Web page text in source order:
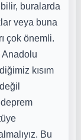
buralarda
veya buna
çok önemli.
Anadolu
kısım
Bu